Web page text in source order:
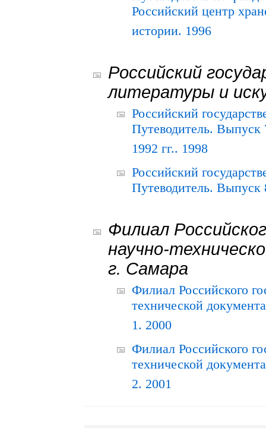
Российский центр
истории. 1996
Российский
литературы и
Российский
Путеводитель.
1992 гг.. 1998
Российский
Путеводитель. Выпуск
Филиал
научно-
г. Самара
Филиал Российского
технической
1. 2000
Филиал Российского
технической
2. 2001